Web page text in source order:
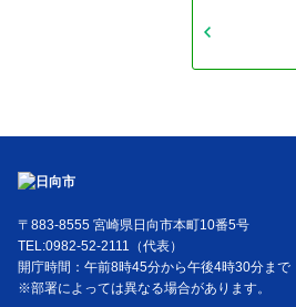
〒883-8555 宮崎県日向市本町10番5号
TEL:0982-52-2111（代表）
開庁時間：午前8時45分から午後4時30分まで
※部署によっては異なる場合があります。